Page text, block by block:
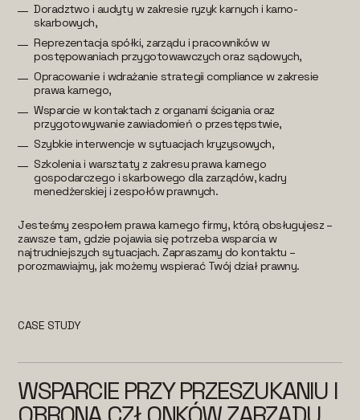
Doradztwo i audyty w zakresie ryzyk karnych i karno-
skarbowych,
Reprezentacja spółki, zarządu i pracowników w
postępowaniach przygotowawczych oraz sądowych,
Opracowanie i wdrażanie strategii compliance w zakresie
prawa karnego,
Wsparcie w kontaktach z organami ścigania oraz
przygotowywanie zawiadomień o przestępstwie,
Szybkie interwencje w sytuacjach kryzysowych,
Szkolenia i warsztaty z zakresu prawa karnego
gospodarczego i skarbowego dla zarządów, kadry
menedżerskiej i zespołów prawnych.
Jesteśmy zespołem prawa karnego firmy, którą obsługujesz –
zawsze tam, gdzie pojawia się potrzeba wsparcia w
najtrudniejszych sytuacjach. Zapraszamy do kontaktu –
porozmawiajmy, jak możemy wspierać Twój dział prawny.
CASE STUDY
WSPARCIE PRZY PRZESZUKANIU I